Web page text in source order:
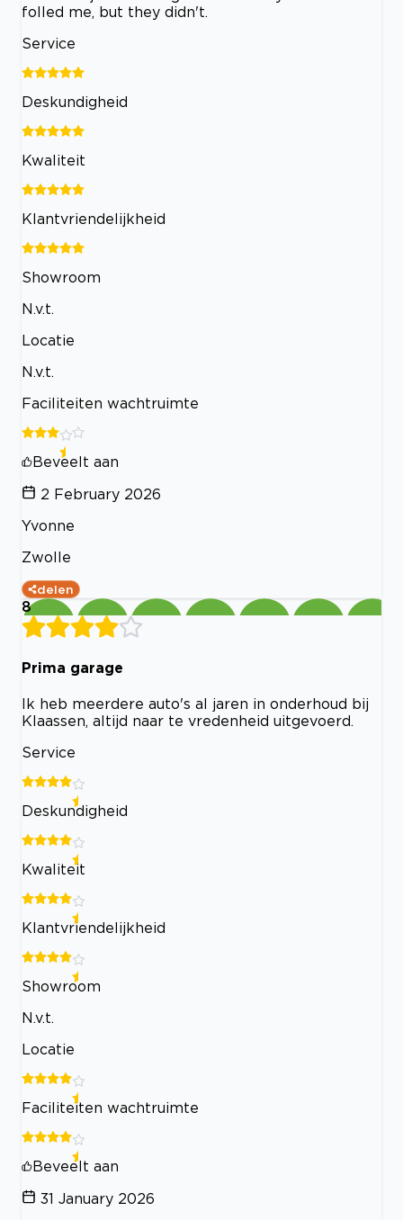
folled me, but they didn't.
Service
Deskundigheid
Kwaliteit
Klantvriendelijkheid
Showroom
N.v.t.
Locatie
N.v.t.
Faciliteiten wachtruimte
Beveelt aan
2 February 2026
Yvonne
Zwolle
delen
8
Prima garage
Ik heb meerdere auto's al jaren in onderhoud bij
Klaassen, altijd naar te vredenheid uitgevoerd.
Service
Deskundigheid
Kwaliteit
Klantvriendelijkheid
Showroom
N.v.t.
Locatie
Faciliteiten wachtruimte
Beveelt aan
31 January 2026